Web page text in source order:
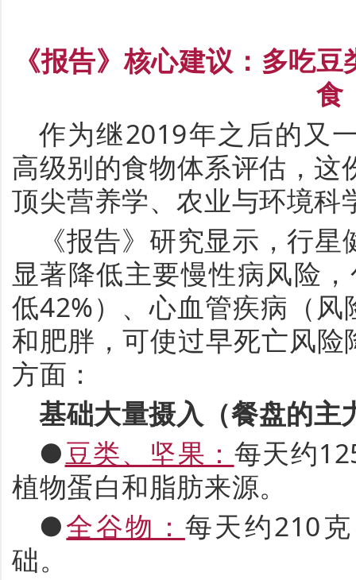
《报告》核心建议：多吃豆
食
作为继2019年之后的又
高级别的食物体系评估 ，
顶尖营养学、农业与环境科
《报告》研究显示，行星
显著降低主要慢性病风险
低42%）、心血管疾病（ 风
和肥胖，可使过早死亡风险
方面：
基础大量摄入（餐盘的主
●豆类、坚果： 每天约
植物蛋白和脂肪来源。
●全谷物： 每天约210
础。